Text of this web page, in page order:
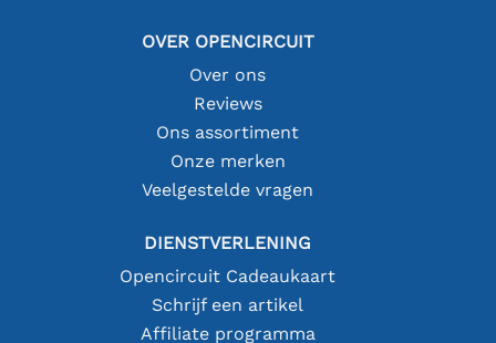
OVER OPENCIRCUIT
Over ons
Reviews
Ons assortiment
Onze merken
Veelgestelde vragen
DIENSTVERLENING
Opencircuit Cadeaukaart
Schrijf een artikel
Affiliate programma